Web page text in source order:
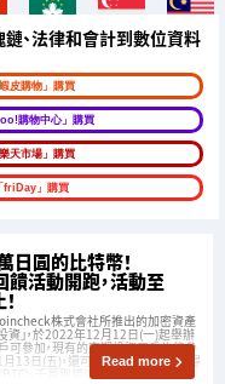
、法律和會計到數位資料
皮購物」購買
購物中心」購買
天市場」購買
friDay」購買
日圓的比特幣！
活動開跑，活動至
株式會社所推出的加密資產
資」，於2022年12月12日(一)起舉辦
可參加，現有的定期投資用戶也能參
月13日(五)，還可以根據投資金額獲得
，千萬別錯過喔。
Read more